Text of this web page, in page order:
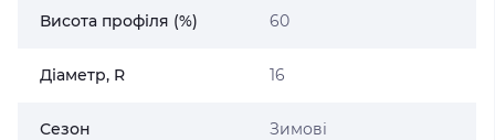
Висота профіля (%) 60
Діаметр, R 16
Сезон Зимові